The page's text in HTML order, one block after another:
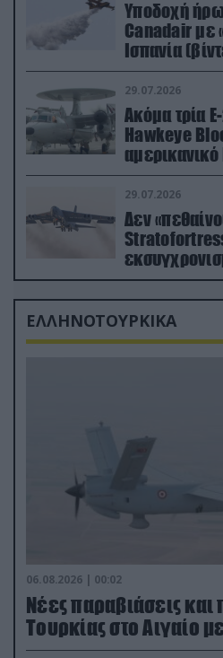
Υποδοχή
Canadair με
Ισπανία
29.07.2026
Ακόμα τρία
Hawkeye
αμερικανικό
δισ.δολάρια
29.07.2026
Δεν
από τα
ΕΛΛΗΝΟΤΟΥΡΚΙΚΑ
06.08.2026 | 00:02
Νέες παραβιάσεις και
Τουρκίας στο Αιγαίο